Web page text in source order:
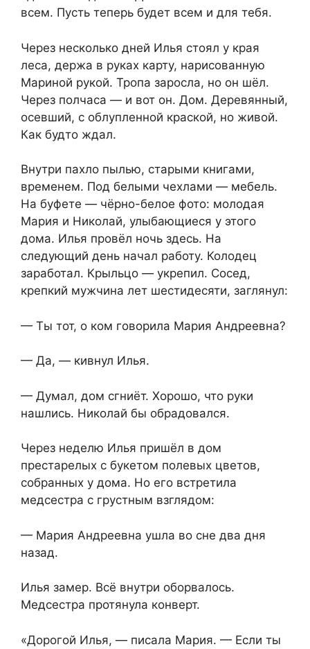
всем. Пусть теперь будет всем и для тебя.
Через несколько дней Илья стоял у края
леса, держа в руках карту, нарисованную
Мариной рукой. Тропа заросла, но он шёл.
Через полчаса — и вот он. Дом. Деревянный,
осевший, с облупленной краской, но живой.
Как будто ждал.
Внутри пахло пылью, старыми книгами,
временем. Под белыми чехлами — мебель.
На буфете — чёрно-белое фото: молодая
Мария и Николай, улыбающиеся у этого
дома. Илья провёл ночь здесь. На
следующий день начал работу. Колодец
заработал. Крыльцо — укрепил. Сосед,
крепкий мужчина лет шестидесяти, заглянул:
— Ты тот, о ком говорила Мария Андреевна?
— Да, — кивнул Илья.
— Думал, дом сгниёт. Хорошо, что руки
нашлись. Николай бы обрадовался.
Через неделю Илья пришёл в дом
престарелых с букетом полевых цветов,
собранных у дома. Но его встретила
медсестра с грустным взглядом:
— Мария Андреевна ушла во сне два дня
назад.
Илья замер. Всё внутри оборвалось.
Медсестра протянула конверт.
«Дорогой Илья, — писала Мария. — Если ты